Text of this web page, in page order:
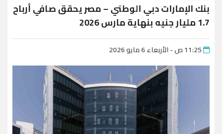
بنك الإمارات دبي الوطني – مصر يحقق صافي أرباح
1.7 مليار جنيه بنهاية مارس 2026